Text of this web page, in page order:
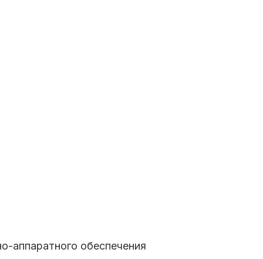
аппаратного обеспечения